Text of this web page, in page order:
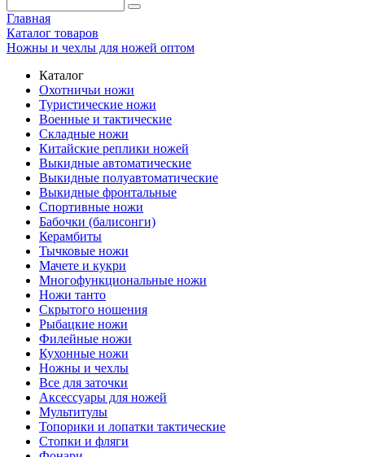
Главная
Каталог товаров
Ножны и чехлы для ножей оптом
Каталог
Охотничьи ножи
Туристические ножи
Военные и тактические
Складные ножи
Китайские реплики ножей
Выкидные автоматические
Выкидные полуавтоматические
Выкидные фронтальные
Спортивные ножи
Бабочки (балисонги)
Керамбиты
Тычковые ножи
Мачете и кукри
Многофункциональные ножи
Ножи танто
Скрытого ношения
Рыбацкие ножи
Филейные ножи
Кухонные ножи
Ножны и чехлы
Все для заточки
Аксессуары для ножей
Мультитулы
Топорики и лопатки тактические
Стопки и фляги